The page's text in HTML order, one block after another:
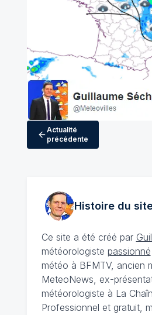
Actualité
précédente
Histoire du
Ce site a été créé par
météorologiste passionné
météo à BFMTV, ancien
MeteoNews, ex-
météorologiste à La
Professionnel et gratuit,